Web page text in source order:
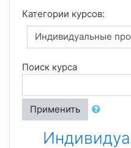
Категории курсов:
Поиск курса
Применить